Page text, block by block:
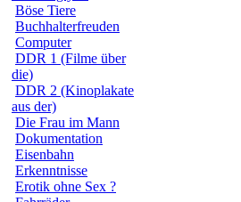
Böse Tiere
Buchhalterfreuden
Computer
DDR 1 (Filme über
die)
DDR 2 (Kinoplakate
aus der)
Die Frau im Mann
Dokumentation
Eisenbahn
Erkenntnisse
Erotik ohne Sex ?